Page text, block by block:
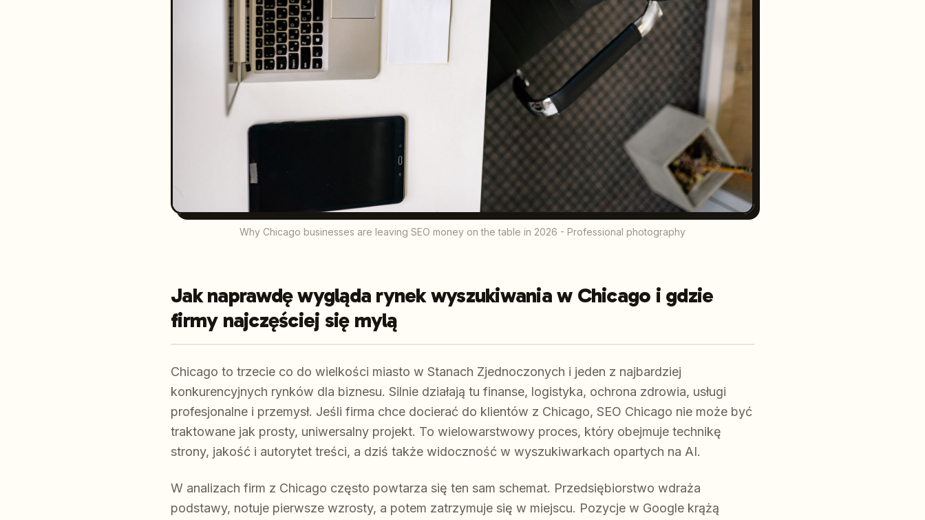
Why Chicago businesses are leaving SEO money on the table in 2026 - Professional photography
Jak naprawdę wygląda rynek wyszukiwania w Chicago i gdzie
firmy najczęściej się mylą
Chicago to trzecie co do wielkości miasto w Stanach Zjednoczonych i jeden z najbardziej
konkurencyjnych rynków dla biznesu. Silnie działają tu finanse, logistyka, ochrona zdrowia, usługi
profesjonalne i przemysł. Jeśli firma chce docierać do klientów z Chicago, SEO Chicago nie może być
traktowane jak prosty, uniwersalny projekt. To wielowarstwowy proces, który obejmuje technikę
strony, jakość i autorytet treści, a dziś także widoczność w wyszukiwarkach opartych na AI.
W analizach firm z Chicago często powtarza się ten sam schemat. Przedsiębiorstwo wdraża
podstawy, notuje pierwsze wzrosty, a potem zatrzymuje się w miejscu. Pozycje w Google krążą